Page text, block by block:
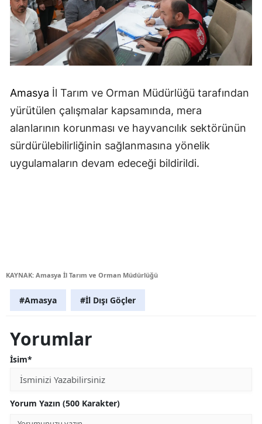
Amasya İl Tarım ve Orman Müdürlüğü tarafından
yürütülen çalışmalar kapsamında, mera
alanlarının korunması ve hayvancılık sektörünün
sürdürülebilirliğinin sağlanmasına yönelik
uygulamaların devam edeceği bildirildi.
KAYNAK: Amasya İl Tarım ve Orman Müdürlüğü
#Amasya #İl Dışı Göçler
Yorumlar
İsim*
Yorum Yazın (500 Karakter)